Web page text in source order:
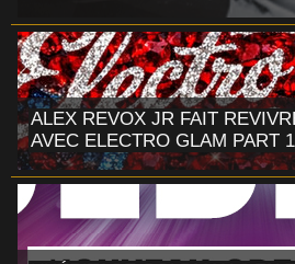
ALEX REVOX JR FAIT
AVEC ELECTRO GLAM PART 1